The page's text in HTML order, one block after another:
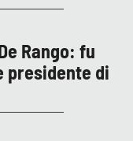
Rango: fu
presidente di